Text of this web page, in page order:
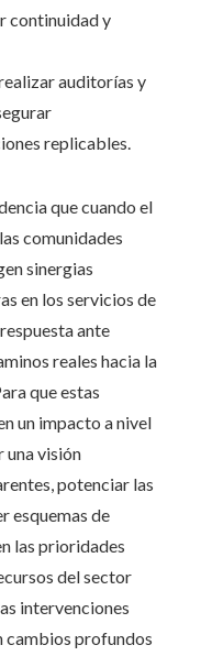
continuidad y
auditorías y
replicables.
que cuando el
comunidades
sinergias
en los servicios de
ante
reales hacia la
que estas
un impacto a nivel
una visión
potenciar las
esquemas de
las prioridades
del sector
intervenciones
cambios profundos